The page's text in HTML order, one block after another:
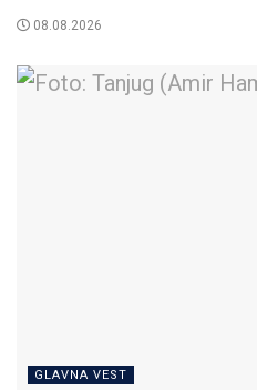
08.08.2026
GLAVNA VEST